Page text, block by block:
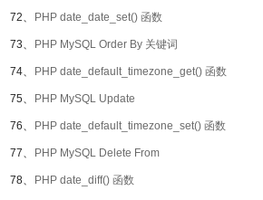
72、 PHP date_date_set() 函数
73、 PHP MySQL Order By 关键词
74、 PHP date_default_timezone_get() 函数
75、 PHP MySQL Update
76、 PHP date_default_timezone_set() 函数
77、 PHP MySQL Delete From
78、 PHP date_diff() 函数